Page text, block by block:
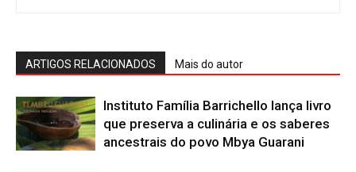
ARTIGOS RELACIONADOS Mais do autor
Instituto Família Barrichello lança livro
que preserva a culinária e os saberes
ancestrais do povo Mbya Guarani